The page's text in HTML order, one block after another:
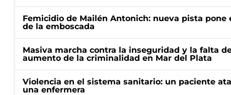
Femicidio de Mailén Antonich: nueva pista pone
de la emboscada
Masiva marcha contra la inseguridad y la falta
aumento de la criminalidad en Mar del Plata
Violencia en el sistema sanitario: un paciente
una enfermera